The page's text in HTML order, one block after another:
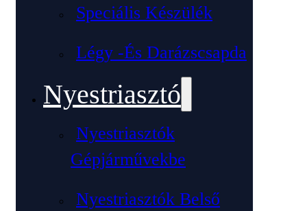
Speciális Készülék
Légy -és Darázscsapda
Nyestriasztó
Nyestriasztók
Gépjárművekbe
Nyestriasztók Belső